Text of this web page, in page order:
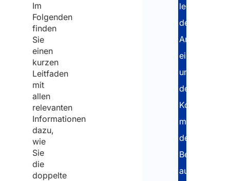
Im
Folgenden
finden
Sie
einen
kurzen
Leitfaden
mit
allen
relevanten
Informationen
dazu,
wie
Sie
die
doppelte
legalisieren,
den
Antrag
einzureichen
und
den
Kontakt
mit
den
Behörden